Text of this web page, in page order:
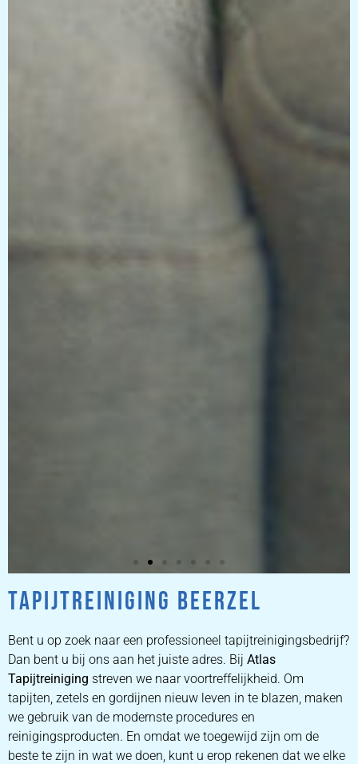
ZETEL
REINIGEN
ZETEL REINIGEN DOOR
PROFESSIONALS
PRIJZEN
TAPIJTREINIGING BEERZEL
Bent u op zoek naar een professioneel tapijtreinigingsbedrijf?
Dan bent u bij ons aan het juiste adres. Bij Atlas
Tapijtreiniging streven we naar voortreffelijkheid. Om
tapijten, zetels en gordijnen nieuw leven in te blazen, maken
we gebruik van de modernste procedures en
reinigingsproducten. En omdat we toegewijd zijn om de
beste te zijn in wat we doen, kunt u erop rekenen dat we elke